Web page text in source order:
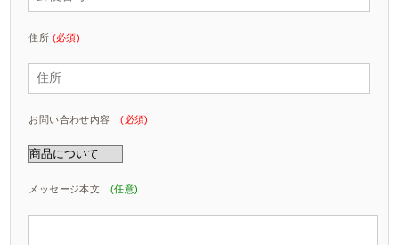
住所 (必須)
お問い合わせ内容(必須)
メッセージ本文 (任意)